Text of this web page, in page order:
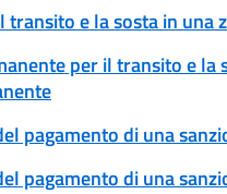
transito e la sosta in una
per il transito e
pagamento di una
pagamento di una